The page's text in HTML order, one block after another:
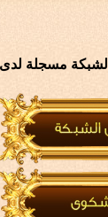
الشبكة مسجلة لدى